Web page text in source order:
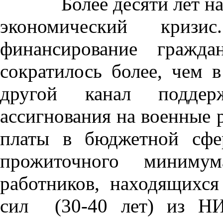
экономический
финансирование
сократилось более, чем
другой канал
ассигнования на военные
платы в бюджетной
прожиточного
работников,
сил (30-40 лет) из